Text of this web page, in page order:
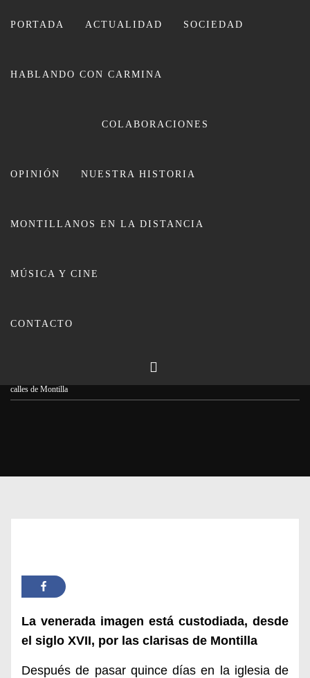
PORTADA ACTUALIDAD SOCIEDAD
HABLANDO CON CARMINA
COLABORACIONES
OPINIÓN NUESTRA HISTORIA
MONTILLANOS EN LA DISTANCIA
MÚSICA Y CINE
CONTACTO
CARMINA LEIVA
Numerosos devotos acompañan al
calles de Montilla
La venerada imagen está custodiada, desde
el siglo XVII, por las clarisas de Montilla
Después de pasar quince días en la iglesia de